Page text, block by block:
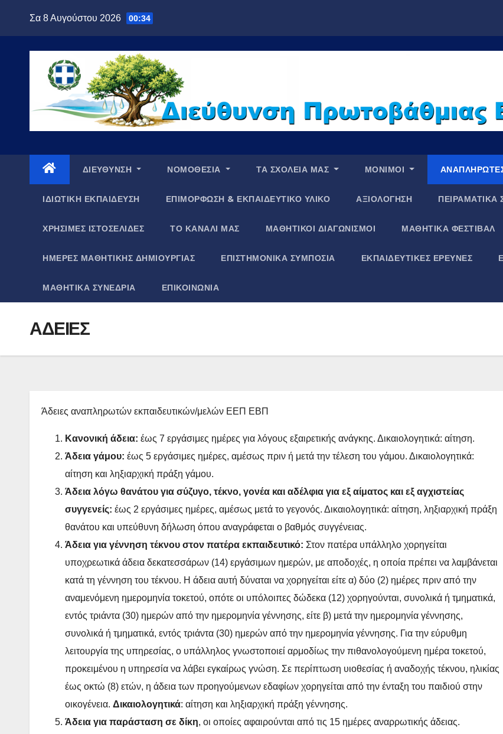
Σα 8 Αυγούστου 2026 00:34
ΔΙΕΥΘΥΝΣΗ ΝΟΜΟΘΕΣΙΑ ΤΑ ΣΧΟΛΕΙΑ ΜΑΣ ΜΟΝΙΜΟΙ
ΙΔΙΩΤΙΚΗ ΕΚΠΑΙΔΕΥΣΗ ΕΠΙΜΟΡΦΩΣΗ & ΕΚΠΑΙΔΕΥΤΙΚΟ ΥΛΙΚΟ ΑΞΙΟΛΟΓΗΣΗ ΠΕΙΡΑΜΑΤΙΚΑ
ΧΡΗΣΙΜΕΣ ΙΣΤΟΣΕΛΙΔΕΣ ΤΟ ΚΑΝΑΛΙ ΜΑΣ ΜΑΘΗΤΙΚΟΙ ΔΙΑΓΩΝΙΣΜΟΙ ΜΑΘΗΤΙΚΑ ΦΕΣΤΙΒΑΛ
ΗΜΕΡΕΣ ΜΑΘΗΤΙΚΗΣ ΔΗΜΙΟΥΡΓΙΑΣ ΕΠΙΣΤΗΜΟΝΙΚΑ ΣΥΜΠΟΣΙΑ ΕΚΠΑΙΔΕΥΤΙΚΕΣ ΕΡΕΥΝΕΣ
ΜΑΘΗΤΙΚΑ ΣΥΝΕΔΡΙΑ ΕΠΙΚΟΙΝΩΝΙΑ
ΑΔΕΙΕΣ
Άδειες αναπληρωτών εκπαιδευτικών/μελών ΕΕΠ ΕΒΠ
Κανονική άδεια: έως 7 εργάσιμες ημέρες για λόγους εξαιρετικής ανάγκης. Δικαιολογητικά: αίτηση.
Άδεια γάμου: έως 5 εργάσιμες ημέρες, αμέσως πριν ή μετά την τέλεση του γάμου. Δικαιολογητικά:
αίτηση και ληξιαρχική πράξη γάμου.
Άδεια λόγω θανάτου για σύζυγο, τέκνο, γονέα και αδέλφια για εξ αίματος και εξ αγχιστείας
συγγενείς: έως 2 εργάσιμες ημέρες, αμέσως μετά το γεγονός. Δικαιολογητικά: αίτηση, ληξιαρχική πράξη
θανάτου και υπεύθυνη δήλωση όπου αναγράφεται ο βαθμός συγγένειας.
Άδεια για γέννηση τέκνου στον πατέρα εκπαιδευτικό: Στον πατέρα υπάλληλο χορηγείται
υποχρεωτικά άδεια δεκατεσσάρων (14) εργάσιμων ημερών, με αποδοχές, η οποία πρέπει να λαμβάνεται
κατά τη γέννηση του τέκνου. Η άδεια αυτή δύναται να χορηγείται είτε α) δύο (2) ημέρες πριν από την
αναμενόμενη ημερομηνία τοκετού, οπότε οι υπόλοιπες δώδεκα (12) χορηγούνται, συνολικά ή τμηματικά,
εντός τριάντα (30) ημερών από την ημερομηνία γέννησης, είτε β) μετά την ημερομηνία γέννησης,
συνολικά ή τμηματικά, εντός τριάντα (30) ημερών από την ημερομηνία γέννησης. Για την εύρυθμη
λειτουργία της υπηρεσίας, ο υπάλληλος γνωστοποιεί αρμοδίως την πιθανολογούμενη ημέρα τοκετού,
προκειμένου η υπηρεσία να λάβει εγκαίρως γνώση. Σε περίπτωση υιοθεσίας ή αναδοχής τέκνου, ηλικίας
έως οκτώ (8) ετών, η άδεια των προηγούμενων εδαφίων χορηγείται από την ένταξη του παιδιού στην
οικογένεια. Δικαιολογητικά: αίτηση και ληξιαρχική πράξη γέννησης.
Άδεια για παράσταση σε δίκη, οι οποίες αφαιρούνται από τις 15 ημέρες αναρρωτικής άδειας.